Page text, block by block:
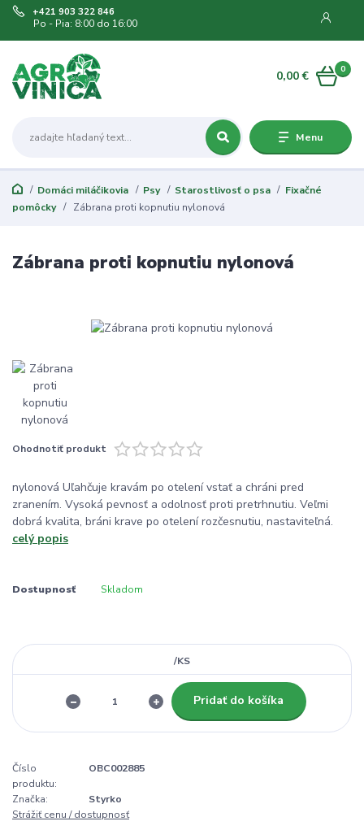
Menu
+421 903 322 846
Po - Pia: 8:00 do 16:00
0
0,00 €
Domáci miláčikovia Psy Starostlivosť o psa
Fixačné
pomôcky
Zábrana proti kopnutiu nylonová
Zábrana proti kopnutiu nylonová
Ohodnotiť produkt
nylonová Uľahčuje kravám po otelení vstať a chráni pred
zranením. Vysoká pevnosť a odolnosť proti pretrhnutiu. Veľmi
dobrá kvalita, bráni krave po otelení rozčesnutiu, nastaviteľná.
celý popis
Dostupnosť Skladom
/KS
Pridať do košíka
Číslo
produktu:
OBC002885
Značka:
Styrko
Strážiť cenu / dostupnosť